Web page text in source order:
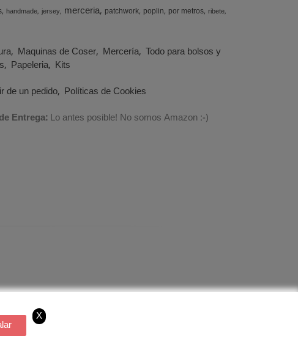
handmade jersey merceria patchwork poplin por metros ribete
Maquinas de Coser Mercería Todo para bolsos y
Papeleria Kits
de un pedido Políticas de Cookies
Entrega:Lo antes posible! No somos Amazon :-)
X